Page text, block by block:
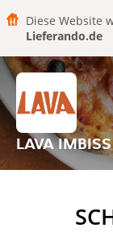
Diese Website
Lieferando.de
LAVA